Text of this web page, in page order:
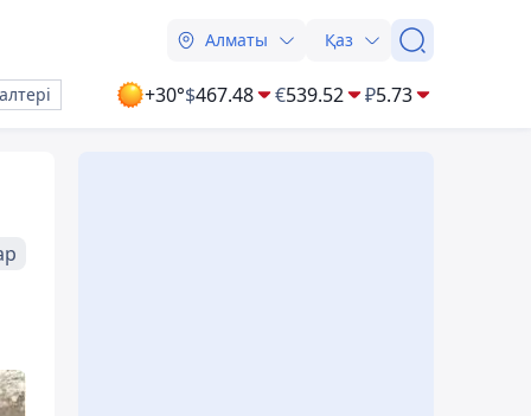
Алматы Қаз
+30°$467.48 €539.52 ₽5.73